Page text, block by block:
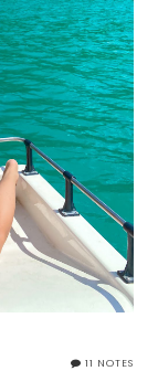
11 NOTES